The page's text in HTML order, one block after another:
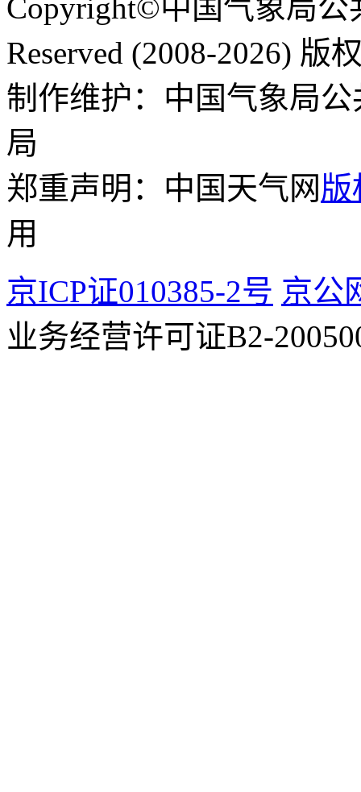
Copyright©中国气象局
Reserved (2008-2026) 版
制作维护：中国气象局
局
郑重声明：中国天气网版
用
京ICP证010385-2号 京公
业务经营许可证B2-